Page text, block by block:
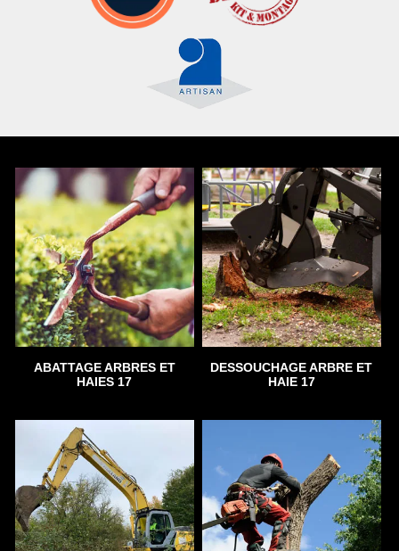
ABATTAGE ARBRES ET
HAIES 17
DESSOUCHAGE ARBRE ET
HAIE 17